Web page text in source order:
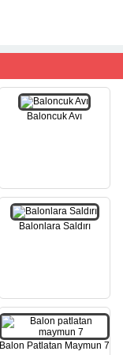
Baloncuk Avı
Balonlara Saldırı
Balon Patlatan Maymun 7